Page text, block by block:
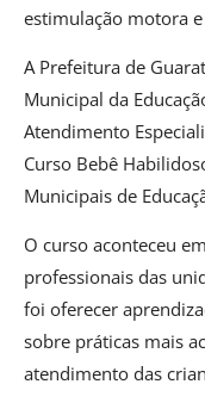
estimulação motora
A Prefeitura de
Municipal da
Atendimento
Curso Bebê
Municipais de
O curso aconteceu
profes­sionais das
foi oferecer
sobre práticas mais
atendimento das